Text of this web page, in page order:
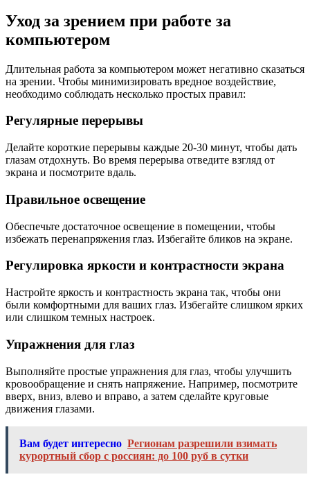
Уход за зрением при работе за
компьютером
Длительная работа за компьютером может негативно сказаться
на зрении. Чтобы минимизировать вредное воздействие,
необходимо соблюдать несколько простых правил:
Регулярные перерывы
Делайте короткие перерывы каждые 20-30 минут, чтобы дать
глазам отдохнуть. Во время перерыва отведите взгляд от
экрана и посмотрите вдаль.
Правильное освещение
Обеспечьте достаточное освещение в помещении, чтобы
избежать перенапряжения глаз. Избегайте бликов на экране.
Регулировка яркости и контрастности экрана
Настройте яркость и контрастность экрана так, чтобы они
были комфортными для ваших глаз. Избегайте слишком ярких
или слишком темных настроек.
Упражнения для глаз
Выполняйте простые упражнения для глаз, чтобы улучшить
кровообращение и снять напряжение. Например, посмотрите
вверх, вниз, влево и вправо, а затем сделайте круговые
движения глазами.
Вам будет интересно Регионам разрешили взимать
курортный сбор с россиян: до 100 руб в сутки